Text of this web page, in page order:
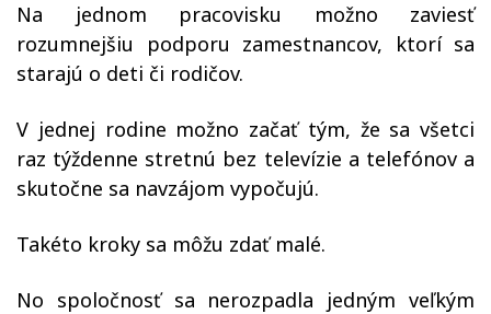
Na jednom pracovisku možno zaviesť
rozumnejšiu podporu zamestnancov, ktorí sa
starajú o deti či rodičov.
V jednej rodine možno začať tým, že sa všetci
raz týždenne stretnú bez televízie a telefónov a
skutočne sa navzájom vypočujú.
Takéto kroky sa môžu zdať malé.
No spoločnosť sa nerozpadla jedným veľkým